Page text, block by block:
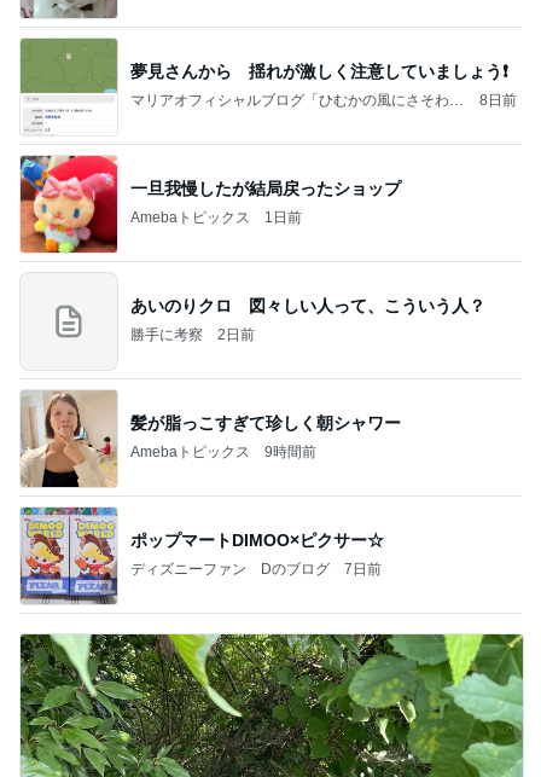
夢見さんから 揺れが激しく注意していましょう❗️
マリアオフィシャルブログ「ひむかの風にさそわれ
8日前
一旦我慢したが結局戻ったショップ
Amebaトピックス 1日前
あいのりクロ 図々しい人って、こういう人？
勝手に考察 2日前
髪が脂っこすぎて珍しく朝シャワー
Amebaトピックス 9時間前
ポップマートDIMOO×ピクサー☆
ディズニーファン Dのブログ 7日前